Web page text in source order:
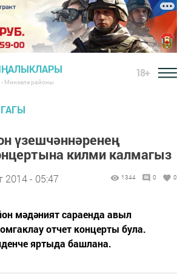
- Минзәлә районы
18+
үзешчәннәренең
килми калмагыз
2014 - 05:47 1344 0 0
мәдәният сараенда авыл
отчет концерты була.
яртыда башлана.